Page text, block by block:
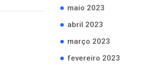
maio 2023
abril 2023
março 2023
fevereiro 2023